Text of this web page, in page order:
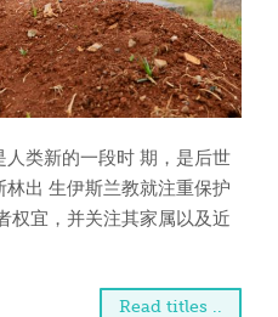
类新的一段时 期，是后世
出 生伊斯兰教就注重保护
权宜，并关注其家属以及近
Read titles ..